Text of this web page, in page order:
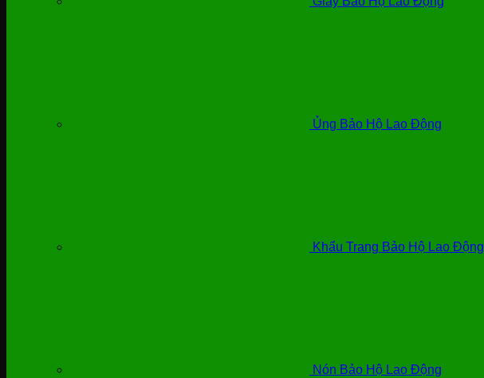
Ủng Bảo Hộ Lao Động
Khẩu Trang Bảo Hộ Lao Động
Nón Bảo Hộ Lao Động